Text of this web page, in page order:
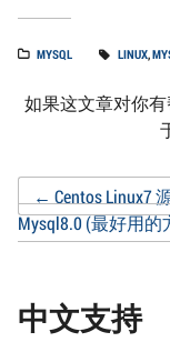
MYSQL LINUX,
如果这文章对你
Post
← Centos Linux7
Mysql8.0 (最好用的
中文支持